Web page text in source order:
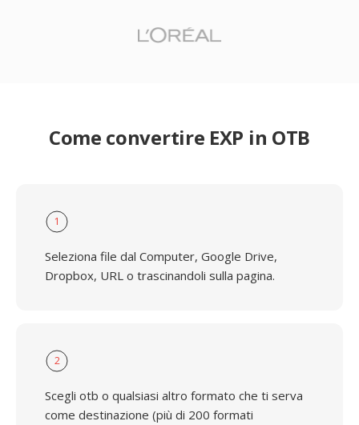
Come convertire EXP in OTB
1
Seleziona file dal Computer, Google Drive,
Dropbox, URL o trascinandoli sulla pagina.
2
Scegli otb o qualsiasi altro formato che ti serva
come destinazione (più di 200 formati